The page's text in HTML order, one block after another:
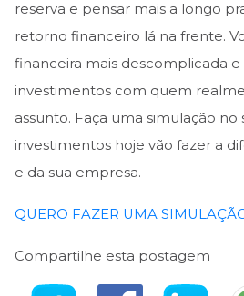
reserva e pensar mais a longo
retorno financeiro lá na frente.
financeira mais descomplicada e
investimentos com quem
assunto. Faça uma simulação no
investimentos hoje vão fazer a
e da sua empresa.
QUERO FAZER UMA
Compartilhe esta postagem